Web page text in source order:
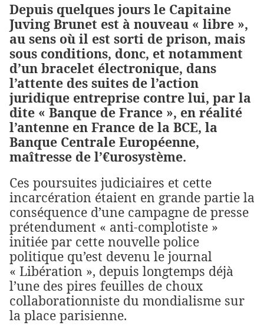
Depuis quelques jours le Capitaine
Juving Brunet est à nouveau « libre »,
au sens où il est sorti de prison, mais
sous conditions, donc, et notamment
d’un bracelet électronique, dans
l’attente des suites de l’action
juridique entreprise contre lui, par la
dite « Banque de France », en réalité
l’antenne en France de la BCE, la
Banque Centrale Européenne,
maîtresse de l’€urosystème.
Ces poursuites judiciaires et cette
incarcération étaient en grande partie la
conséquence d’une campagne de presse
prétendument « anti-complotiste »
initiée par cette nouvelle police
politique qu’est devenu le journal
« Libération », depuis longtemps déjà
l’une des pires feuilles de choux
collaborationniste du mondialisme sur
la place parisienne.